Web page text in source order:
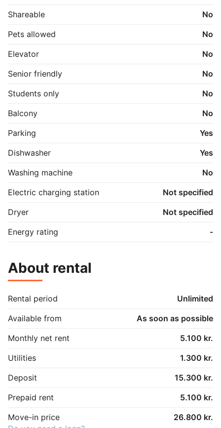
Shareable
No
Pets allowed
No
Elevator
No
Senior friendly
No
Students only
No
Balcony
No
Parking
Yes
Dishwasher
Yes
Washing machine
No
Electric charging station
Not specified
Dryer
Not specified
Energy rating
-
About rental
Rental period
Unlimited
Available from
As soon as possible
Monthly net rent
5.100 kr.
Utilities
1.300 kr.
Deposit
15.300 kr.
Prepaid rent
5.100 kr.
Move-in price
26.800 kr.